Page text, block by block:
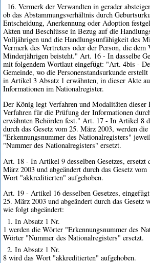
16. Vermerk der Verwandten in gerader
ob das Abstammungsverhältnis durch
Entscheidung, Anerkennung oder Adoption
Akten und Beschlüsse in Bezug auf die
Volljährigen und die Handlungsunfähigkeit des
Vermerk des Vertreters oder der Person, die
Minderjährigen beisteht." Art. 16 - In dasselbe
mit folgendem Wortlaut eingefügt: "Art. 4bis -
Gemeinde, wo die Personenstandsurkunde
in Artikel 3 Absatz 1 erwähnten, in dieser Akte
Informationen im Nationalregister.
Der König legt Verfahren und Modalitäten dieser
Verfahren für die Prüfung der Informationen
erwähnten Behörden fest." Art. 17 - In Artikel 8
durch das Gesetz vom 25. März 2003, werden
"Erkennungsnummer des Nationalregisters"
"Nummer des Nationalregisters" ersetzt.
Art. 18 - In Artikel 9 desselben Gesetzes, ersetzt
März 2003 und abgeändert durch das Gesetz
Wort "akkreditierten" aufgehoben.
Art. 19 - Artikel 16 desselben Gesetzes,
25. März 2003 und abgeändert durch das
wie folgt abgeändert:
1. In Absatz 1 Nr.
1 werden die Wörter "Erkennungsnummer des
Wörter "Nummer des Nationalregisters" ersetzt.
2. In Absatz 1 Nr.
8 wird das Wort "akkreditierten" aufgehoben.